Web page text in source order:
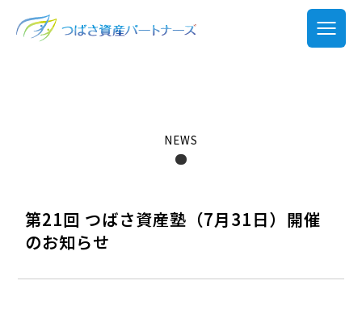
第21回 つばさ資産塾（7月31日）開催
のお知らせ
NEWS